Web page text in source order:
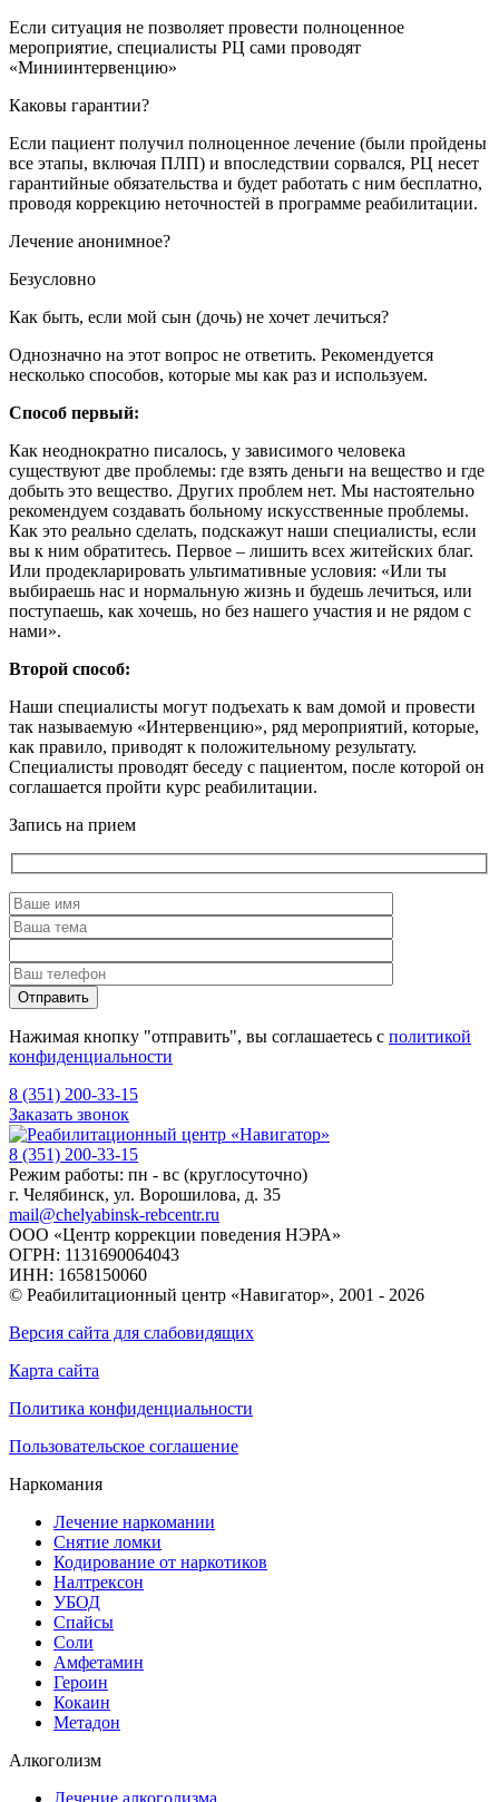
Если ситуация не позволяет провести полноценное
мероприятие, специалисты РЦ сами проводят
«Миниинтервенцию»
Каковы гарантии?
Если пациент получил полноценное лечение (были пройдены
все этапы, включая ПЛП) и впоследствии сорвался, РЦ несет
гарантийные обязательства и будет работать с ним бесплатно,
проводя коррекцию неточностей в программе реабилитации.
Лечение анонимное?
Безусловно
Как быть, если мой сын (дочь) не хочет лечиться?
Однозначно на этот вопрос не ответить. Рекомендуется
несколько способов, которые мы как раз и используем.
Способ первый:
Как неоднократно писалось, у зависимого человека
существуют две проблемы: где взять деньги на вещество и где
добыть это вещество. Других проблем нет. Мы настоятельно
рекомендуем создавать больному искусственные проблемы.
Как это реально сделать, подскажут наши специалисты, если
вы к ним обратитесь. Первое – лишить всех житейских благ.
Или продекларировать ультимативные условия: «Или ты
выбираешь нас и нормальную жизнь и будешь лечиться, или
поступаешь, как хочешь, но без нашего участия и не рядом с
нами».
Второй способ:
Наши специалисты могут подъехать к вам домой и провести
так называемую «Интервенцию», ряд мероприятий, которые,
как правило, приводят к положительному результату.
Специалисты проводят беседу с пациентом, после которой он
соглашается пройти курс реабилитации.
Запись на прием
Нажимая кнопку "отправить", вы соглашаетесь с политикой
конфиденциальности
8 (351) 200-33-15
Заказать звонок
8 (351) 200-33-15
Режим работы: пн - вс (круглосуточно)
г. Челябинск, ул. Ворошилова, д. 35
mail@chelyabinsk-rebcentr.ru
ООО «Центр коррекции поведения НЭРА»
ОГРН: 1131690064043
ИНН: 1658150060
© Реабилитационный центр «Навигатор», 2001 - 2026
Версия сайта для слабовидящих
Карта сайта
Политика конфиденциальности
Пользовательское соглашение
Наркомания
Лечение наркомании
Снятие ломки
Кодирование от наркотиков
Налтрексон
УБОД
Спайсы
Соли
Амфетамин
Героин
Кокаин
Метадон
Алкоголизм